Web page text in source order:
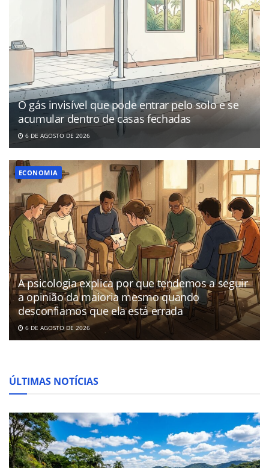
O gás invisível que pode entrar pelo solo e se
acumular dentro de casas fechadas
6 DE AGOSTO DE 2026
ECONOMIA
A psicologia explica por que tendemos a seguir
a opinião da maioria mesmo quando
desconfiamos que ela está errada
6 DE AGOSTO DE 2026
ÚLTIMAS NOTÍCIAS